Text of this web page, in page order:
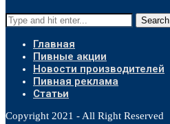
Search
Главная
Пивные акции
Новости производителей
Пивная реклама
Статьи
Copyright 2021 - All Right Reserved